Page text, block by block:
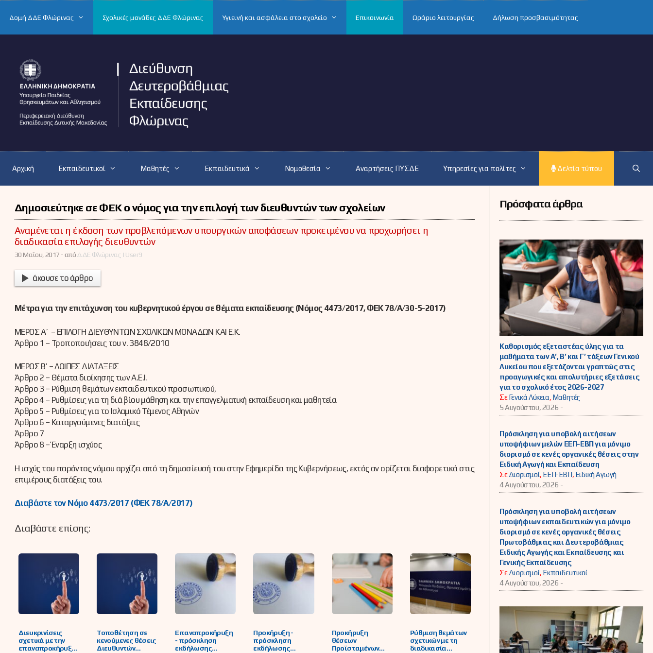
Δομή ΔΔΕ Φλώρινας Σχολικές μονάδες ΔΔΕ Φλώρινας Υγιεινή και ασφάλεια στο σχολείο Επικοινωνία Ωράριο λειτουργίας Δήλωση προσβασιμότητας
Αρχική Εκπαιδευτικοί Μαθητές Εκπαιδευτικά Νομοθεσία Αναρτήσεις ΠΥΣΔΕ Υπηρεσίες για πολίτες Δελτία τύπου
Δημοσιεύτηκε σε ΦΕΚ ο νόμος για την επιλογή των διευθυντών των σχολείων
Αναμένεται η έκδοση των προβλεπόμενων υπουργικών αποφάσεων προκειμένου να προχωρήσει η
διαδικασία επιλογής διευθυντών
30 Μαΐου, 2017 -απόΔΔΕ Φλώρινας | User9
άκουσε το άρθρο
Μέτρα για την επιτάχυνση του κυβερνητικού έργου σε θέματα εκπαίδευσης (Νόμος 4473/2017, ΦΕΚ 78/Α/30-5-2017)
ΜΕΡΟΣ Α’ – ΕΠΙΛΟΓΗ ΔΙΕΥΘΥΝΤΩΝ ΣΧΟΛΙΚΩΝ ΜΟΝΑΔΩΝ ΚΑΙ Ε.Κ.
Άρθρο 1 – Τροποποιήσεις του ν. 3848/2010
ΜΕΡΟΣ Β’ – ΛΟΙΠΕΣ ΔΙΑΤΑΞΕΙΣ
Άρθρο 2 – Θέματα διοίκησης των Α.Ε.Ι.
Άρθρο 3 – Ρύθμιση θεμάτων εκπαιδευτικού προσωπικού,
Άρθρο 4 – Ρυθμίσεις για τη διά βίου μάθηση και την επαγγελματική εκπαίδευση και μαθητεία
Άρθρο 5 – Ρυθμίσεις για το Ισλαμικό Τέμενος Αθηνών
Άρθρο 6 – Καταργούμενες διατάξεις
Άρθρο 7
Άρθρο 8 – Έναρξη ισχύος
Η ισχύς του παρόντος νόμου αρχίζει από τη δημοσίευσή του στην Εφημερίδα της Κυβερνήσεως, εκτός αν ορίζεται διαφορετικά στις
επιμέρους διατάξεις του.
Διαβάστε τον Νόμο 4473/2017 (ΦΕΚ 78/Α/2017)
Διαβάστε επίσης:
Διευκρινίσεις
σχετικά με την
επαναπροκήρυξη
Τοποθέτηση σε
κενούμενες θέσεις
Διευθυντών
Επαναπροκήρυξη
- πρόσκληση
εκδήλωσης
Προκήρυξη -
πρόσκληση
εκδήλωσης
Προκήρυξη
θέσεων
Προϊσταμένων
Ρύθμιση θεμάτων
σχετικών με τη
διαδικασία
Πρόσφατα άρθρα
Καθορισμός εξεταστέας ύλης για τα
μαθήματα των Α’, Β’ και Γ’ τάξεων Γενικού
Λυκείου που εξετάζονται γραπτώς στις
προαγωγικές και απολυτήριες εξετάσεις
για το σχολικό έτος 2026-2027
ΣεΓενικά Λύκεια, Μαθητές
5 Αυγούστου, 2026 -
Πρόσκληση για υποβολή αιτήσεων
υποψήφιων μελών ΕΕΠ-ΕΒΠ για μόνιμο
διορισμό σε κενές οργανικές θέσεις στην
Ειδική Αγωγή και Εκπαίδευση
ΣεΔιορισμοί, ΕΕΠ-ΕΒΠ, Ειδική Αγωγή
4 Αυγούστου, 2026 -
Πρόσκληση για υποβολή αιτήσεων
υποψήφιων εκπαιδευτικών για μόνιμο
διορισμό σε κενές οργανικές θέσεις
Πρωτοβάθμιας και Δευτεροβάθμιας
Ειδικής Αγωγής και Εκπαίδευσης και
Γενικής Εκπαίδευσης
ΣεΔιορισμοί, Εκπαιδευτικοί
4 Αυγούστου, 2026 -